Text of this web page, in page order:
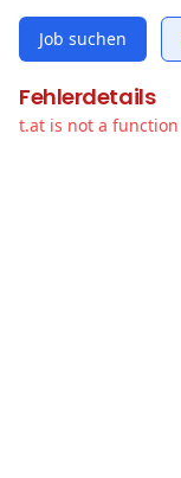
Job suchen
Fehlerdetails
t.at is not a function